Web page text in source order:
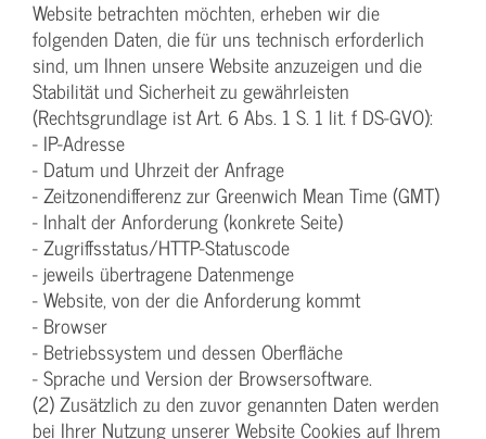
Website betrachten möchten, erheben wir die
folgenden Daten, die für uns technisch erforderlich
sind, um Ihnen unsere Website anzuzeigen und die
Stabilität und Sicherheit zu gewährleisten
(Rechtsgrundlage ist Art. 6 Abs. 1 S. 1 lit. f DS-GVO):
- IP-Adresse
- Datum und Uhrzeit der Anfrage
- Zeitzonendifferenz zur Greenwich Mean Time (GMT)
- Inhalt der Anforderung (konkrete Seite)
- Zugriffsstatus/HTTP-Statuscode
- jeweils übertragene Datenmenge
- Website, von der die Anforderung kommt
- Browser
- Betriebssystem und dessen Oberfläche
- Sprache und Version der Browsersoftware.
(2) Zusätzlich zu den zuvor genannten Daten werden
bei Ihrer Nutzung unserer Website Cookies auf Ihrem